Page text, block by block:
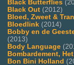
Black Butterflies
Black Out (2012)
Bloed, Zweet &
Bloedlink (2014)
Bobby en de
(2013)
Body Language
Bombardement, Het
Bon Bini Holland